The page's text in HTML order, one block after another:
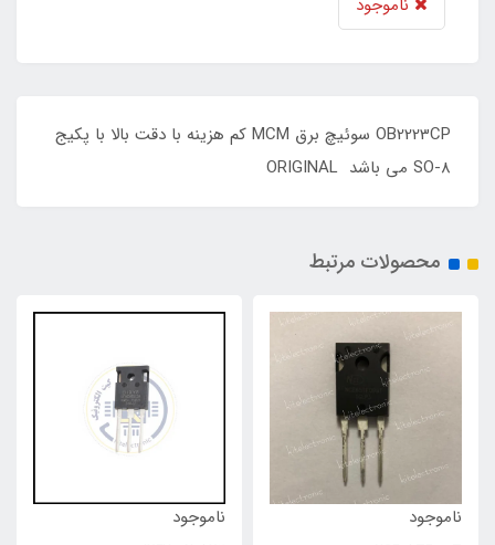
OB2223CP سوئیچ برق MCM کم هزینه با دقت بالا با پکیج
SO-8 می باشد ORIGINAL
محصولات مرتبط
ناموجود ناموجود